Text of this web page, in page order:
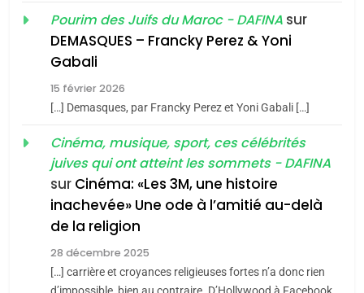
Oeil ravageur – Vanessa
De Loya Stauber
«Tu dis génocide, je dis
guerre»: La nouvelle
chanson de Boy George
ISRAÉL JUDAISME
Pourim des Juifs du Maroc - DAFINA sur
DEMASQUES – Francky Perez & Yoni
Gabali
15 février 2026
[…] Demasques, par Francky Perez et Yoni Gabali […]
Cinéma, musique, sport, ces célébrités
juives qui ont atteint les sommets - DAFINA
sur Cinéma: «Les 3M, une histoire
inachevée» Une ode à l’amitié au-delà
de la religion
28 décembre 2025
[…] carrière et croyances religieuses fortes n’a donc rien
meurtrière selon le rapport
l’antisémitisme
FIÈRE, DIGNE ET RÉSILIENTE :
POURQUOI JE REVENDIQUE
MA JUDAÏTE par Thérèse
Zrihen-Dvir
ISRAÉL